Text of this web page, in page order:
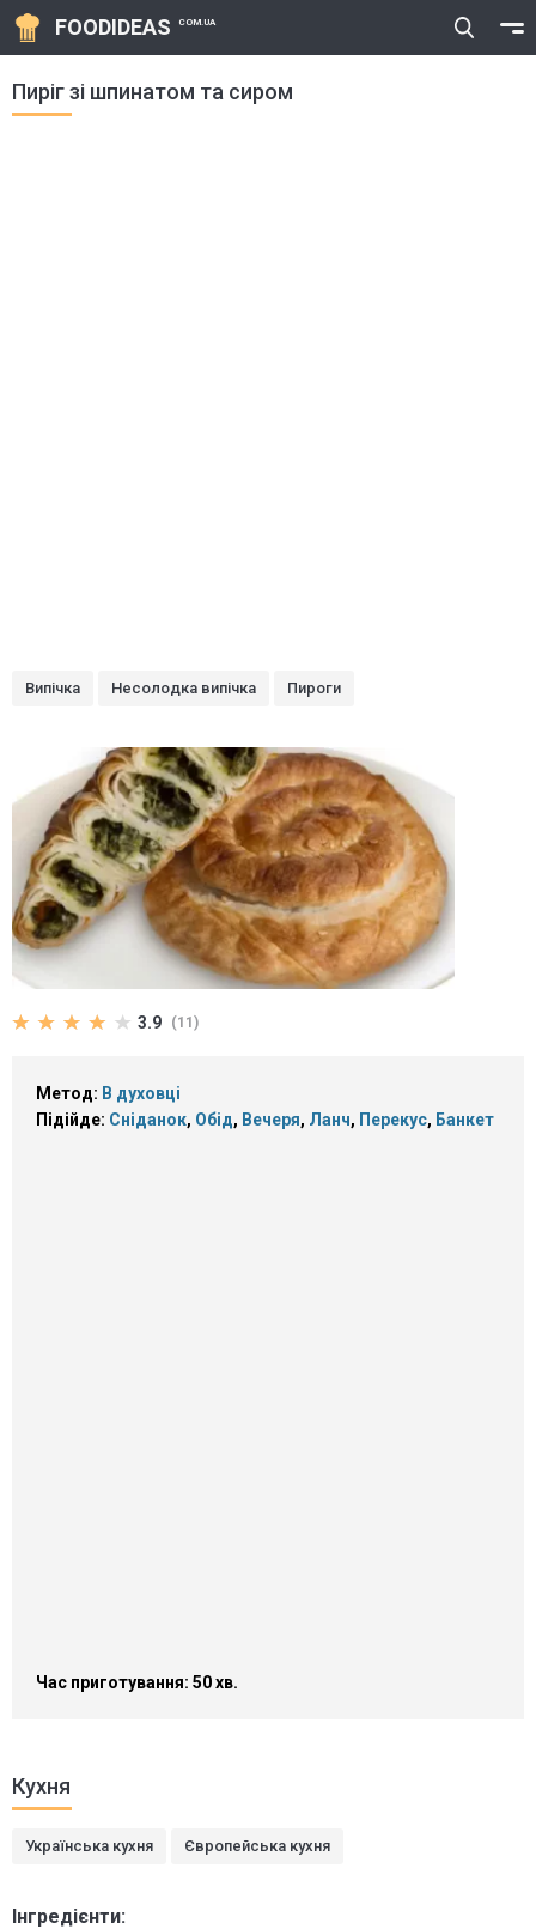
FOODIDEAS COM.UA
Пиріг зі шпинатом та сиром
Випічка Несолодка випічка Пироги
3.9 (11)
Метод: В духовці
Підійде: Сніданок, Обід, Вечеря, Ланч, Перекус, Банкет
Час приготування: 50 хв.
Кухня
Українська кухня Європейська кухня
Інгредієнти: